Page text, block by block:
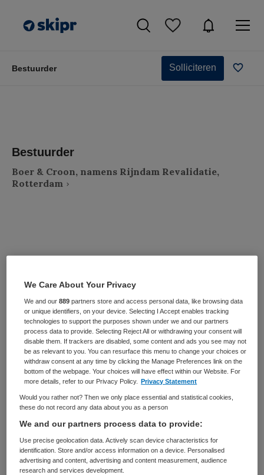
Bestuurder Solliciteren
Bestuurder
Boer & Croon, namens Rijndam Revalidatie,
Rotterdam
Overige Vaste aanstelling
PLAATSINGSDATUM
26 september 2025
NIVEAU
WO
ERVARING
Ervaren
DIENSTVERBAND
Fulltime
Vacature niet beschikbaar
Deze vacature Bestuurder bij Boer & Croon, namens
Rijndam Revalidatie is niet meer actueel. Hieronder
staan enkele vergelijkbare vacatures die voor u wellicht
We Care About Your Privacy
We and our889 partners store and access personal data, like browsing data
or unique identifiers, on your device. Selecting I Accept enables tracking
technologies to support the purposes shown under we and our partners
process data to provide. Selecting Reject All or withdrawing your consent will
disable them. If trackers are disabled, some content and ads you see may not
be as relevant to you. You can resurface this menu to change your choices or
withdraw consent at any time by clicking the Manage Preferences link on the
bottom of the webpage. Your choices will have effect within our Website. For
more details, refer to our Privacy Policy.
Privacy Statement
Would you rather not? Then we only place essential and statistical cookies,
these do not record any data about you as a person
We and our partners process data to provide:
Use precise geolocation data. Actively scan device characteristics for
identification. Store and/or access information on a device. Personalised
advertising and content, advertising and content measurement, audience
research and services development.